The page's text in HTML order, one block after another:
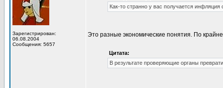
Зарегистрирован:
06.08.2004
Сообщения: 5657
Как-то странно у вас получается инфляция
Это разные экономические понятия. По
Цитата:
В результате проверяющие органы